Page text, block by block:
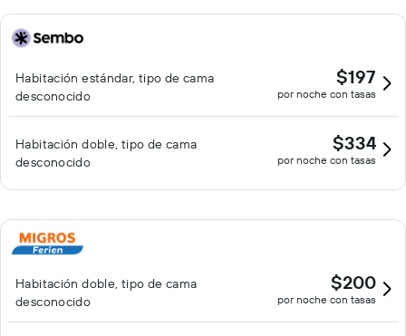
Habitación estándar, tipo de cama
desconocido
$197
por noche con tasas
Habitación doble, tipo de cama
desconocido
$334
por noche con tasas
Habitación doble, tipo de cama
desconocido
$200
por noche con tasas